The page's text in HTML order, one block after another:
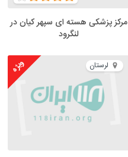
مرکز پزشکی هسته ای سپهر کیان در
لنگرود
لرستان ویژه